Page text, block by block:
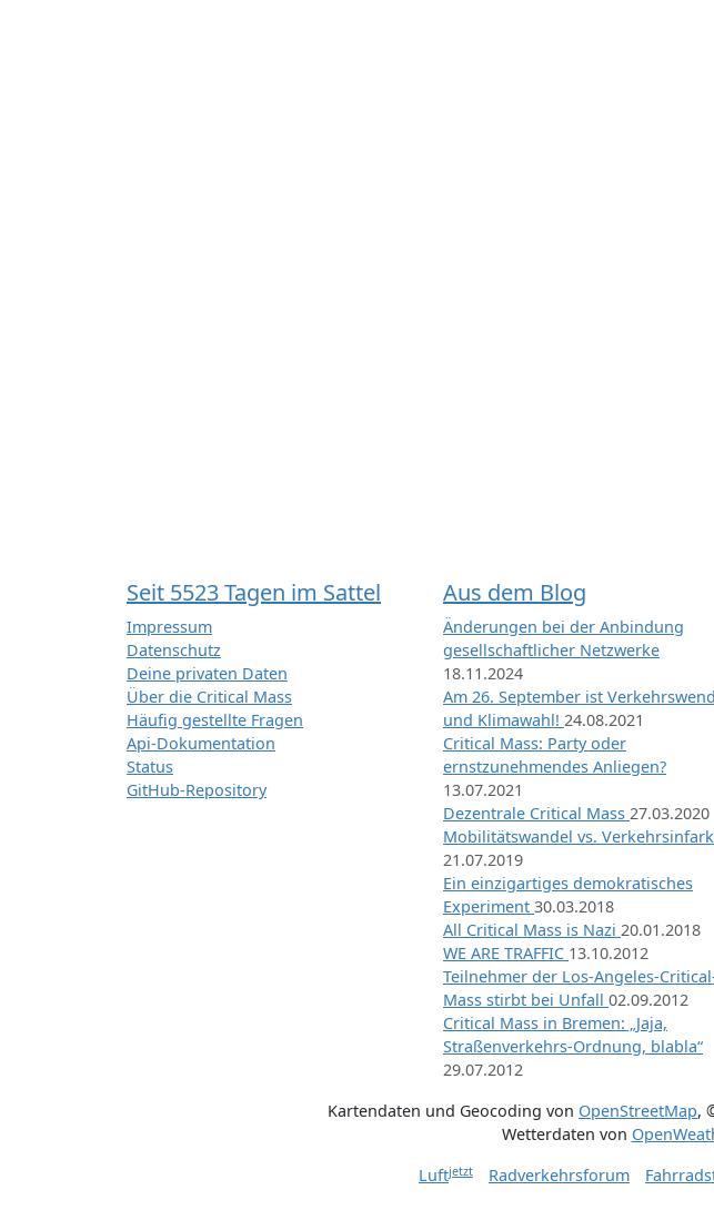
Seit 5523 Tagen im Sattel
Impressum
Datenschutz
Deine privaten Daten
Über die Critical Mass
Häufig gestellte Fragen
Api-Dokumentation
Status
GitHub-Repository
Aus dem Blog
Änderungen bei der Anbindung
gesellschaftlicher Netzwerke
18.11.2024
Am 26. September ist
und Klimawahl! 24.08.2021
Critical Mass: Party oder
ernstzunehmendes Anliegen?
13.07.2021
Dezentrale Critical Mass 27.03.2020
Mobilitätswandel vs.
21.07.2019
Ein einzigartiges demokratisches
Experiment 30.03.2018
All Critical Mass is Nazi 20.01.2018
WE ARE TRAFFIC 13.10.2012
Teilnehmer der Los-Angeles-
Mass stirbt bei Unfall 02.09.2012
Critical Mass in Bremen: „Jaja,
Straßenverkehrs-Ordnung, blabla“
29.07.2012
Kartendaten und Geocoding von OpenStreetMap,
Wetterdaten von
Luftjetzt Radverkehrsforum